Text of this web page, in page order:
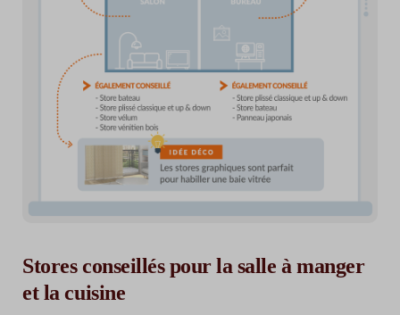
Stores conseillés pour la salle à manger
et la cuisine